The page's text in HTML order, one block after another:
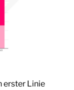
erster Linie